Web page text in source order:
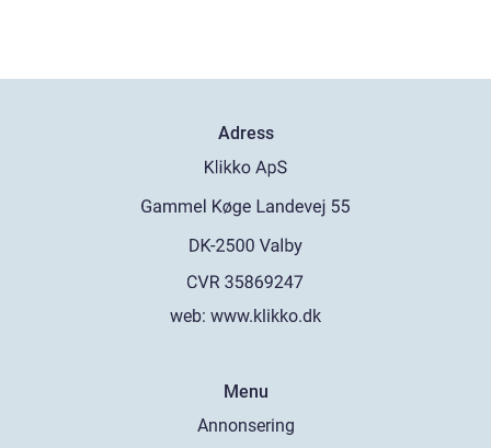
Adress
web: www.klikko.dk
Menu
Annonsering